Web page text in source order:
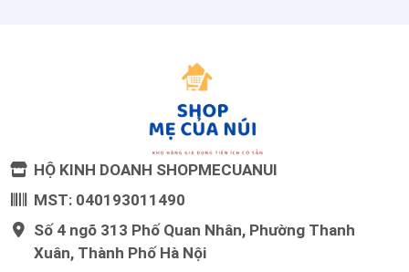
HỘ KINH DOANH SHOPMECUANUI
MST: 040193011490
Số 4 ngõ 313 Phố Quan Nhân, Phường Thanh
Xuân, Thành Phố Hà Nội